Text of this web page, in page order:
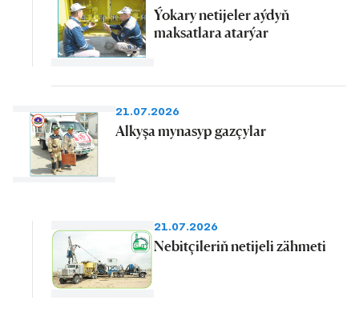
Ýokary netijeler aýdyň
maksatlara atarýar
21.07.2026
Alkyşa mynasyp gazçylar
21.07.2026
Nebitçileriň netijeli zähmeti